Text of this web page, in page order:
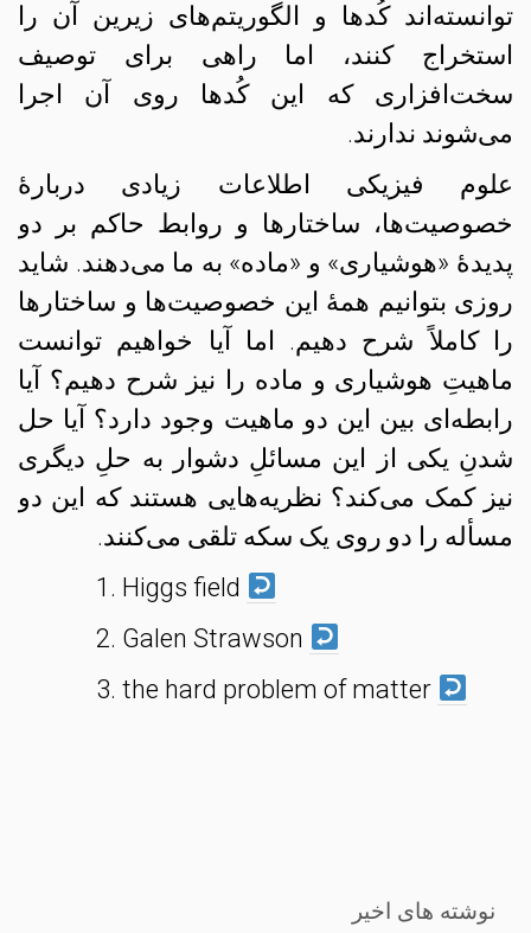
توانسته‌اند کُدها و الگوریتم‌های زیرین آن‌ را
استخراج کنند، اما راهی برای توصیف
سخت‌افزاری که این کُدها روی آن اجرا
می‌شوند ندارند.
علوم فیزیکی اطلاعات زیادی دربارهٔ
خصوصیت‌ها، ساختارها و روابط حاکم بر دو
پدیدهٔ «هوشیاری» و «ماده» به ما می‌دهند. شاید
روزی بتوانیم همهٔ این خصوصیت‌ها و ساختارها
را کاملاً شرح دهیم. اما آیا خواهیم توانست
ماهیتِ هوشیاری و ماده را نیز شرح دهیم؟ آیا
رابطه‌ای بین این دو ماهیت وجود دارد؟ آیا حل
شدنِ یکی از این مسائلِ دشوار به حلِ دیگری
نیز کمک می‌کند؟ نظریه‌هایی هستند که این دو
مسأله را دو روی یک سکه تلقی می‌کنند.
Higgs field
Galen Strawson
the hard problem of matter
نوشته های اخیر